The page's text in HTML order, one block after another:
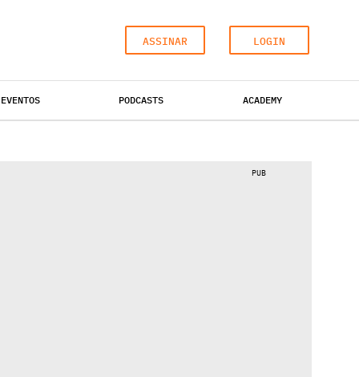
ASSINAR LOGIN
EVENTOS PODCASTS ACADEMY
PUB